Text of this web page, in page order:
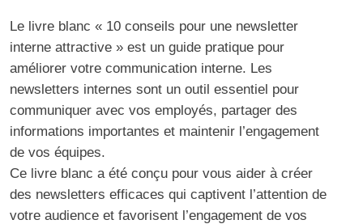
Le livre blanc « 10 conseils pour une newsletter
interne attractive » est un guide pratique pour
améliorer votre communication interne. Les
newsletters internes sont un outil essentiel pour
communiquer avec vos employés, partager des
informations importantes et maintenir l’engagement
de vos équipes.
Ce livre blanc a été conçu pour vous aider à créer
des newsletters efficaces qui captivent l’attention de
votre audience et favorisent l’engagement de vos